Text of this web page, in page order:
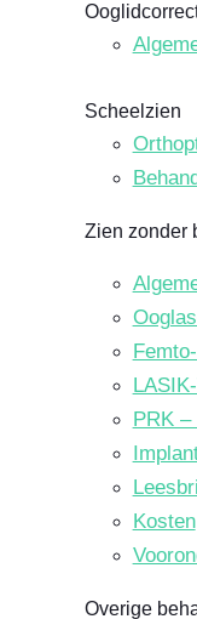
Scheelzien
Zien zonder
PRK
Kosten
Overige